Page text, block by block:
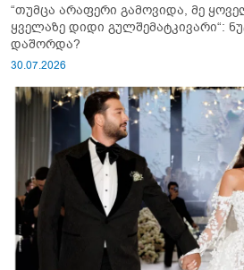
“თუმცა არაფერი გამოვიდა, მე
ყველაზე დიდი გულშემატკივარი“:
დაშორდა?
30.07.2026